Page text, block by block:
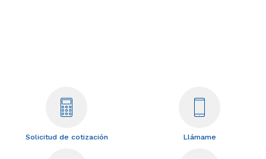
Solicitud de cotización Llámame